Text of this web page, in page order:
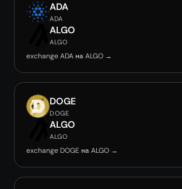
ADA
ADA
ALGO
ALGO
exchange ADA на ALGO →
DOGE
DOGE
ALGO
ALGO
exchange DOGE на ALGO →